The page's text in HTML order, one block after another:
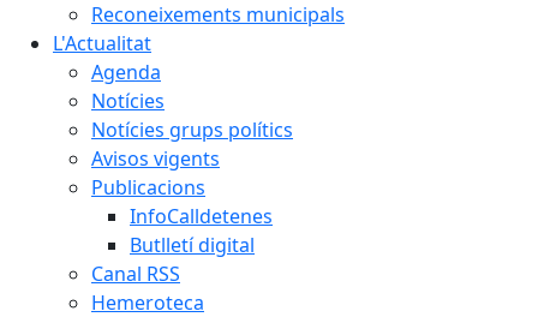
Reconeixements municipals
L'Actualitat
Agenda
Notícies
Notícies grups polítics
Avisos vigents
Publicacions
InfoCalldetenes
Butlletí digital
Canal RSS
Hemeroteca